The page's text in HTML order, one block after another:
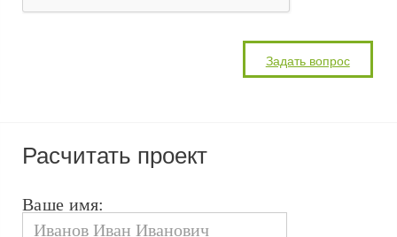
Расчитать проект
Ваше имя: